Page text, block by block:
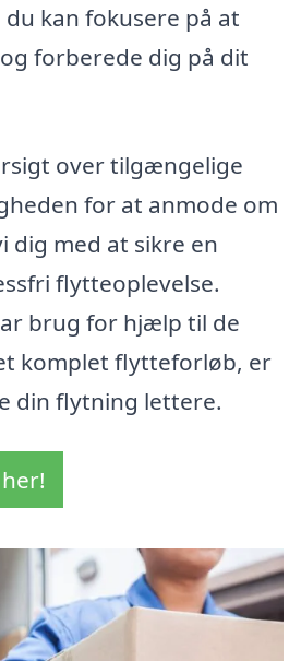
kan fokusere på at
forberede dig på dit
over tilgængelige
for at anmode om
med at sikre en
flytteoplevelse.
brug for hjælp til de
komplet flytteforløb, er
din flytning lettere.